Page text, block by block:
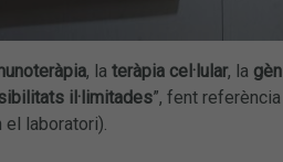
, la teràpia cel·lular, la
il·limitades”, fent
laboratori).